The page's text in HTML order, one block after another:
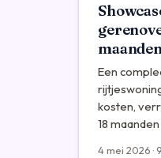
Een
kosten,
18
4 mei 2026 ·